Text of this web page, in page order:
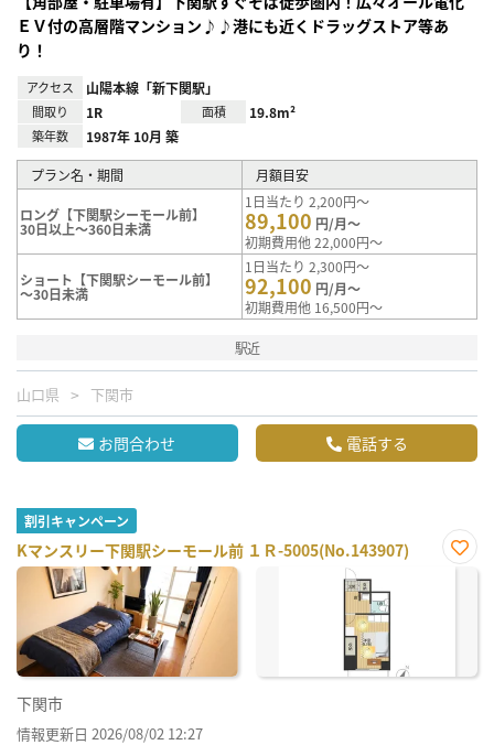
ＥＶ付の高層階マンション♪♪港にも近くドラッグストア等あ
り！
アクセス 山陽本線「新下関駅」
間取り 1R 面積 19.8m²
築年数 1987年 10月 築
プラン名・期間 月額目安
ロング【下関駅シーモール前】
30日以上～360日未満
1日当たり 2,200円～
89,100 円/月～
初期費用他 22,000円～
ショート【下関駅シーモール前】
～30日未満
1日当たり 2,300円～
92,100 円/月～
初期費用他 16,500円～
駅近
山口県 下関市
お問合わせ 電話する
割引キャンペーン
Kマンスリー下関駅シーモール前 １Ｒ-5005(No.143907)
お気
下関市
情報更新日 2026/08/02 12:27